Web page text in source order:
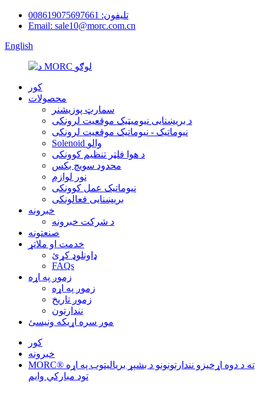
تلیفون: 008619075697661
Email: sale10@morc.com.cn
English
کور
محصولات
سمارټ پوزیشنر
د بریښنایی نیومیټیک موقعیت لرونکی
نیوماتیک - نیوماتیک موقعیت لرونکی
Solenoid والو
د هوا فلټر تنظیم کوونکی
محدود سویچ بکس
نور لوازم
نیوماتیک عمل کوونکی
بریښنایی فعالونکی
خبرونه
د شرکت خبرونه
صنعتونه
خدمت او ملاتړ
ډاونلوډ کړئ
FAQs
زموږ په اړه
زموږ په اړه
زموږ تاریخ
نندارتون
موږ سره اړیکه ونیسئ
کور
خبرونه
MORC® ته د دوه اړخیزو نندارتونونو د بشپړ بریالیتوب په اړه
تود مبارکي وایم